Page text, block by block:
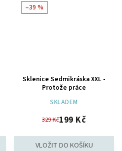
–39 %
Sklenice Sedmikráska XXL -
Protože práce
SKLADEM
329 Kč199 Kč